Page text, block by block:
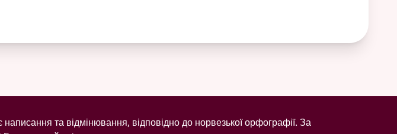
написання та відмінювання, відповідно до норвезької орфографії. За